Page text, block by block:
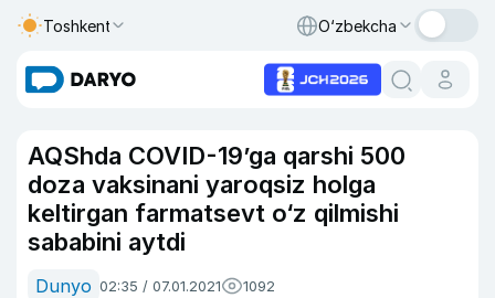
Toshkent O‘zbekcha
AQShda COVID-19’ga qarshi 500
doza vaksinani yaroqsiz holga
keltirgan farmatsevt o‘z qilmishi
sababini aytdi
Dunyo 02:35 / 07.01.2021 1092